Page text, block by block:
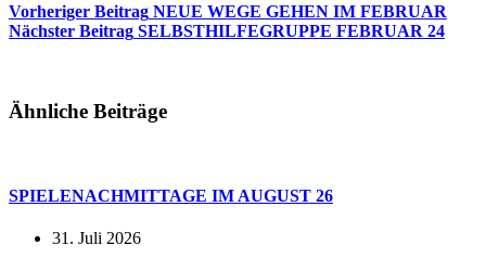
Vorheriger Beitrag NEUE WEGE GEHEN IM FEBRUAR
Nächster Beitrag SELBSTHILFEGRUPPE FEBRUAR 24
Ähnliche Beiträge
SPIELENACHMITTAGE IM AUGUST 26
31. Juli 2026